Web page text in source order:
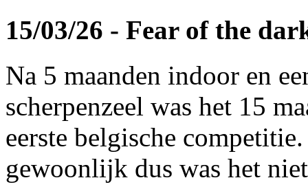
15/03/26 - Fear of the
Na 5 maanden indoor en
scherpenzeel was het 15
eerste belgische
gewoonlijk dus was het